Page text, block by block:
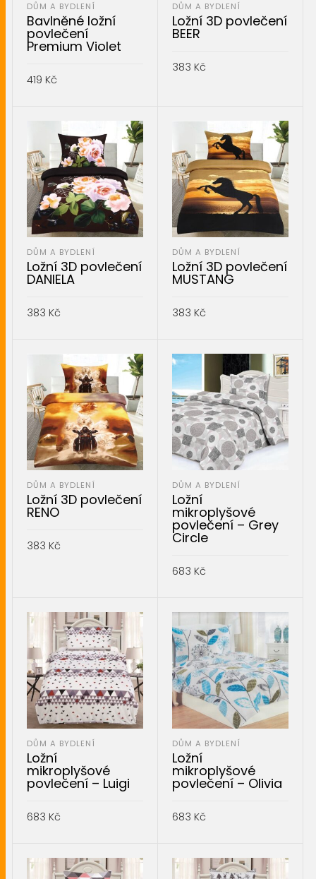
DŮM A BYDLENÍ
Bavlněné ložní
povlečení
Premium Violet
419 Kč
DŮM A BYDLENÍ
Ložní 3D povlečení
BEER
383 Kč
DŮM A BYDLENÍ
Ložní 3D povlečení
DANIELA
383 Kč
DŮM A BYDLENÍ
Ložní 3D povlečení
MUSTANG
383 Kč
DŮM A BYDLENÍ
Ložní 3D povlečení
RENO
383 Kč
DŮM A BYDLENÍ
Ložní
mikroplyšové
povlečení – Grey
Circle
683 Kč
DŮM A BYDLENÍ
Ložní
mikroplyšové
povlečení – Luigi
683 Kč
DŮM A BYDLENÍ
Ložní
mikroplyšové
povlečení – Olivia
683 Kč